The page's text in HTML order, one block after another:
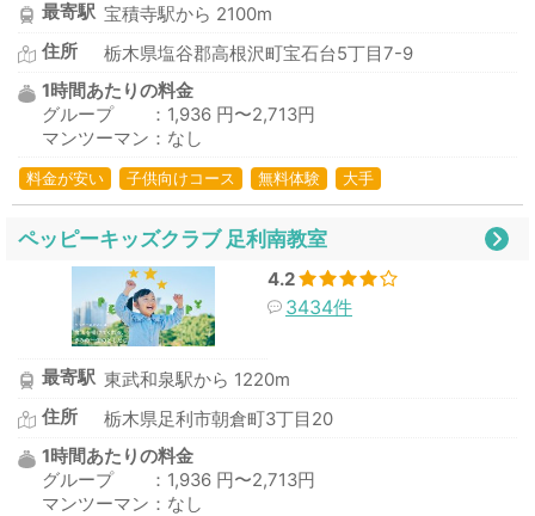
最寄駅 宝積寺駅から 2100m
住所
栃木県塩谷郡高根沢町宝石台5丁目7-9
1時間あたりの料金
グループ ：1,936 円〜2,713円
マンツーマン：なし
料金が安い 子供向けコース 無料体験 大手
ペッピーキッズクラブ 足利南教室
4.2
3434件
最寄駅 東武和泉駅から 1220m
住所
栃木県足利市朝倉町3丁目20
1時間あたりの料金
グループ ：1,936 円〜2,713円
マンツーマン：なし